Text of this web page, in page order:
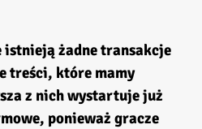
żadne transakcje
treści, które mamy
z nich wystartuje już
ponieważ gracze